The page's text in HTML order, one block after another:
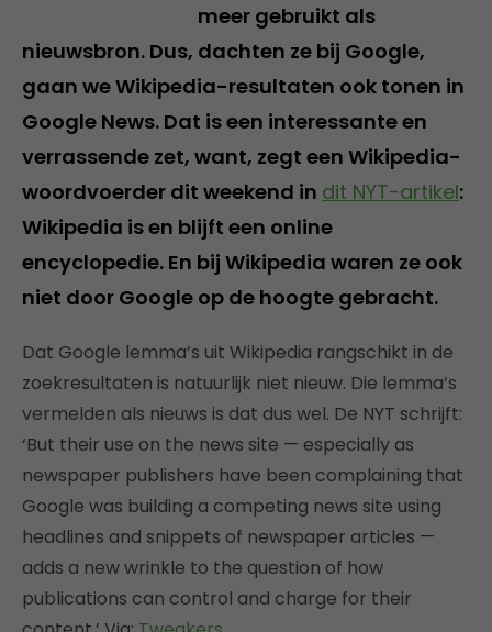
meer gebruikt als
nieuwsbron. Dus, dachten ze bij Google,
gaan we Wikipedia-resultaten ook tonen in
Google News. Dat is een interessante en
verrassende zet, want, zegt een Wikipedia-
woordvoerder dit weekend in dit NYT-artikel:
Wikipedia is en blijft een online
encyclopedie. En bij Wikipedia waren ze ook
niet door Google op de hoogte gebracht.
Dat Google lemma’s uit Wikipedia rangschikt in de
zoekresultaten is natuurlijk niet nieuw. Die lemma’s
vermelden als nieuws is dat dus wel. De NYT schrijft:
‘But their use on the news site — especially as
newspaper publishers have been complaining that
Google was building a competing news site using
headlines and snippets of newspaper articles —
adds a new wrinkle to the question of how
publications can control and charge for their